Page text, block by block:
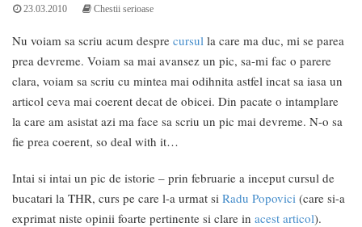
23.03.2010 Chestii serioase
Nu voiam sa scriu acum despre cursul la care ma duc, mi se parea
prea devreme. Voiam sa mai avansez un pic, sa-mi fac o parere
clara, voiam sa scriu cu mintea mai odihnita astfel incat sa iasa un
articol ceva mai coerent decat de obicei. Din pacate o intamplare
la care am asistat azi ma face sa scriu un pic mai devreme. N-o sa
fie prea coerent, so deal with it…
Intai si intai un pic de istorie – prin februarie a inceput cursul de
bucatari la THR, curs pe care l-a urmat si Radu Popovici (care si-a
exprimat niste opinii foarte pertinente si clare in acest articol).